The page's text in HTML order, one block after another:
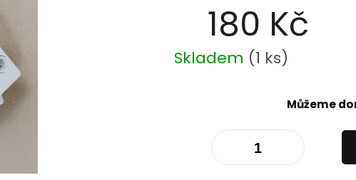
180 Kč
Měrná
cena:
Skladem (1 ks)
Můžeme